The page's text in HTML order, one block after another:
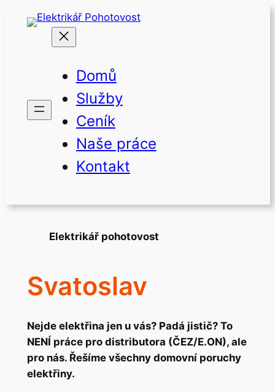
Přeskočit
Domů
Služby
Ceník
Naše práce
Kontakt
Elektrikář pohotovost
Svatoslav
Nejde elektřina jen u vás? Padá jistič? To
NENÍ práce pro distributora (ČEZ/E.ON), ale
pro nás. Řešíme všechny domovní poruchy
elektřiny.